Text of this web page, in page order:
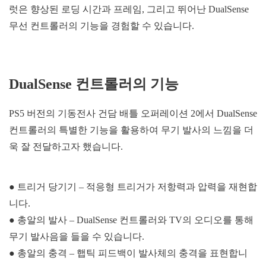
럿은 향상된 로딩 시간과 프레임, 그리고 뛰어난 DualSense
무선 컨트롤러의 기능을 경험할 수 있습니다.
DualSense 컨트롤러의 기능
PS5 버전의 기동전사 건담 배틀 오퍼레이션 2에서 DualSense
컨트롤러의 특별한 기능을 활용하여 무기 발사의 느낌을 더
욱 잘 전달하고자 했습니다.
● 트리거 당기기 – 적응형 트리거가 저항력과 압력을 재현합
니다.
● 총알의 발사 – DualSense 컨트롤러와 TV의 오디오를 통해
무기 발사음을 들을 수 있습니다.
● 총알의 충격 – 햅틱 피드백이 발사체의 충격을 표현합니